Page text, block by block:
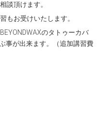
談頂けます。
もお受けいたします。
のタトゥーカバ
事が出来ます。（追加講習費